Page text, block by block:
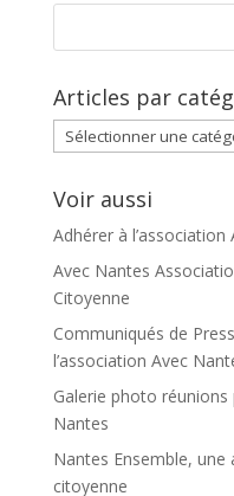
Articles par
Articles
par
catégorie
Voir aussi
Adhérer à l’association
Avec Nantes
Citoyenne
Communiqués de
l’association Avec
Galerie photo
Nantes
Nantes Ensemble,
citoyenne